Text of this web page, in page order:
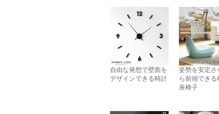
自由な発想で壁面を
デザインできる時計
姿勢を安定さ
ら前傾できる
座椅子